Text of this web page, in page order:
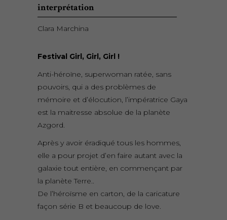
interprétation
Clara Marchina
Festival Girl, Girl, Girl !
Anti-héroïne, superwoman ratée, sans
pouvoirs, qui a des problèmes de
mémoire et d’élocution, l’impératrice Gaya
est la maitresse absolue de la planète
Azgord.
Après y avoir éradiqué tous les hommes,
elle a pour projet d’en faire autant avec la
galaxie tout entière, en commençant par
la planète Terre..
De l’héroïsme en carton, de la caricature
façon série B et beaucoup de love.